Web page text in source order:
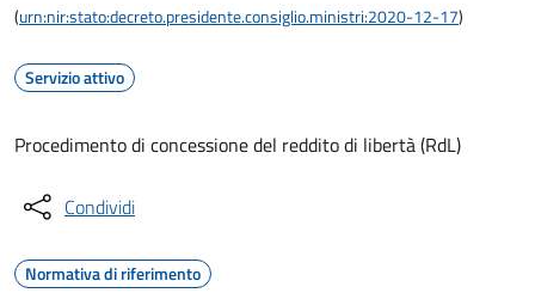
(urn:nir:stato:decreto.presidente.consiglio.ministri:2020-12-17)
Servizio attivo
Procedimento di concessione del reddito di libertà (RdL)
Condividi
Normativa di riferimento